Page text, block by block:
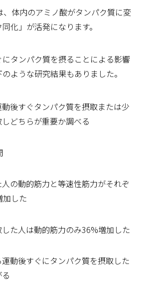
体内のアミノ酸がタンパク質に変
化」が活発になります。
タンパク質を摂ることによる影響
ような研究結果もありました。
動後すぐタンパク質を摂取または少
どちらが重要か調べる
人の動的筋力と等速性筋力がそれぞ
加した
した人は動的筋力のみ36%増加した
運動後すぐにタンパク質を摂取した